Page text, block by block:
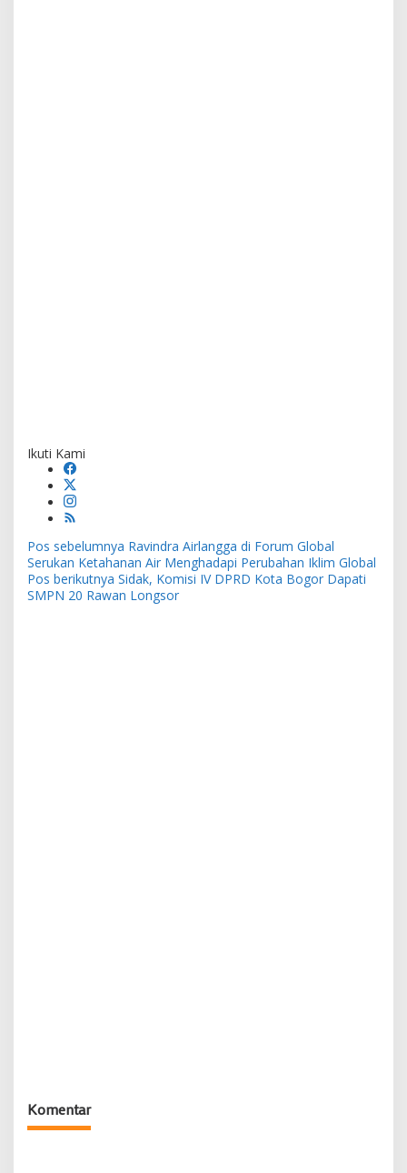
Ikuti Kami
Navigasi
pos
Pos sebelumnya Ravindra Airlangga di Forum Global
Serukan Ketahanan Air Menghadapi Perubahan Iklim Global
Pos berikutnya Sidak, Komisi IV DPRD Kota Bogor Dapati
SMPN 20 Rawan Longsor
Komentar